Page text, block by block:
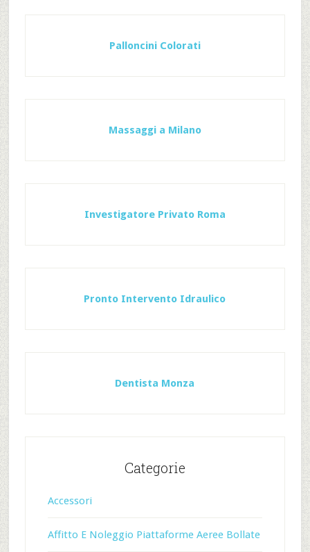
Palloncini Colorati
Massaggi a Milano
Investigatore Privato Roma
Pronto Intervento Idraulico
Dentista Monza
Categorie
Accessori
Affitto E Noleggio Piattaforme Aeree Bollate